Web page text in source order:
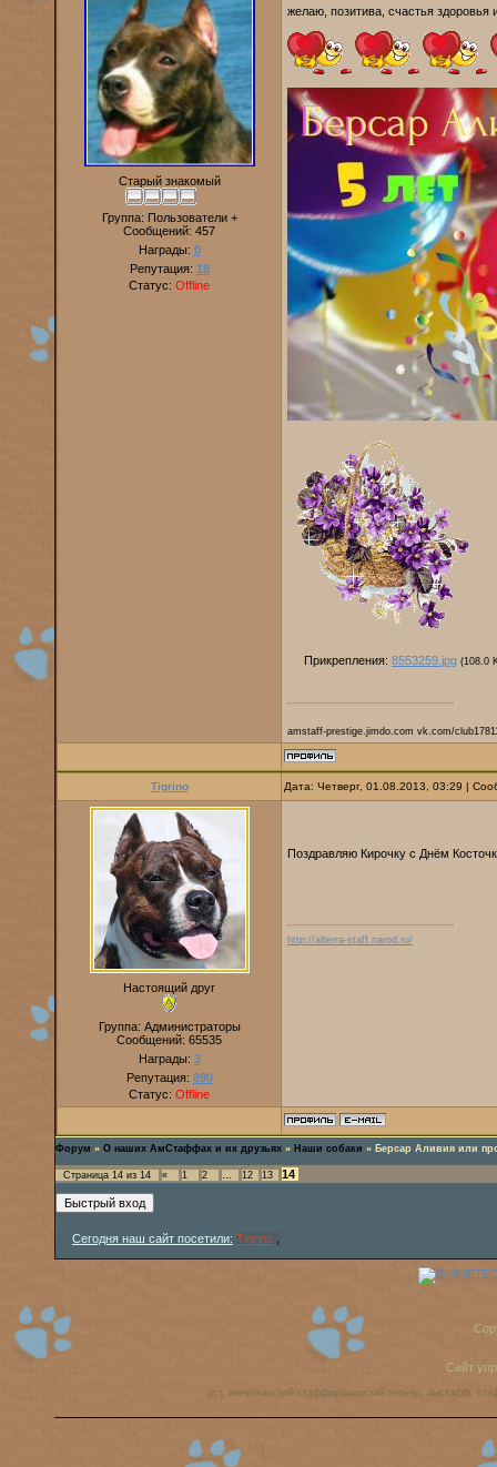
Старый знакомый
Группа: Пользователи +
Сообщений: 457
Награды: 0
Репутация: 18
Статус: Offline
желаю, позитива, счастья
Прикрепления: 8553259.jpg (108.0
amstaff-prestige.jimdo.com vk.com/
Tigrino Дата: Четверг, 01.08.2013, 03:29 |
Настоящий друг
Группа: Администраторы
Сообщений: 65535
Награды: 3
Репутация: 890
Статус: Offline
Поздравляю Кирочку с Днём
http://alterra-staff.narod.ru/
Форум » О наших АмСтаффах и их друзьях » Наши собаки » Берсар Аливия или
Страница 14 из 14 « 1 2 … 12 13 14
Сегодня наш сайт посетили: Tigrino
Сайт
аст, американский стаффордширский терьер, амстафф,